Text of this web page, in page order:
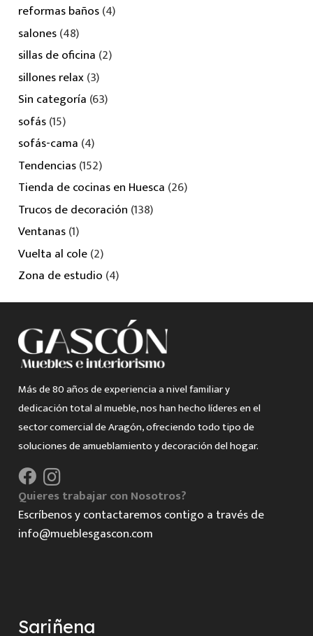
reformas baños(4)
salones(48)
sillas de oficina (2)
sillones relax(3)
Sin categoría (63)
sofás(15)
sofás-cama (4)
Tendencias(152)
Tienda de cocinas en Huesca (26)
Trucos de decoración (138)
Ventanas(1)
Vuelta al cole(2)
Zona de estudio (4)
Más de 80 años de experiencia a nivel familiar y
dedicación total al mueble, nos han hecho líderes en el
sector comercial de Aragón, ofreciendo todo tipo de
soluciones de amueblamiento y decoración del hogar.
Quieres trabajar con Nosotros?
Escríbenos y contactaremos contigo a través de
info@mueblesgascon.com
Sariñena